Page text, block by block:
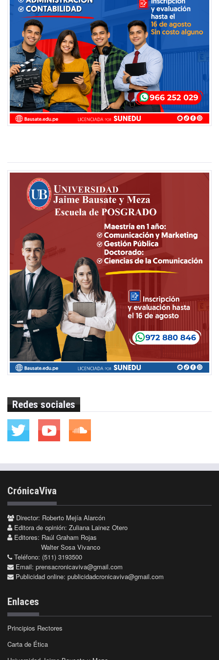
Redes sociales
CrónicaViva
Director: Roberto Mejía Alarcón
Editora de opinión: Zuliana Lainez Otero
Editores: Raúl Graham Rojas
Walter Sosa Vivanco
Teléfono: (511) 3193500
Email: prensacronicaviva@gmail.com
Publicidad online: publicidadcronicaviva@gmail.com
Enlaces
Principios Rectores
Carta de Ética